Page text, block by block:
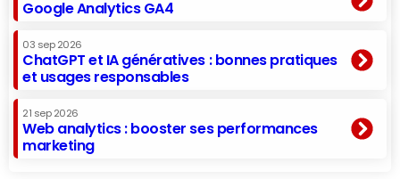
Google Analytics GA4
03 sep 2026
ChatGPT et IA génératives : bonnes pratiques
et usages responsables
21 sep 2026
Web analytics : booster ses performances
marketing